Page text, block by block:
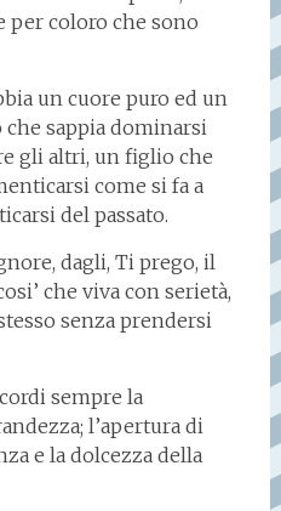
per coloro che sono
un cuore puro ed un
sappia dominarsi
gli altri, un figlio che
come si fa a
del passato.
dagli, Ti prego, il
che viva con serietà,
senza prendersi
sempre la
l’apertura di
e la dolcezza della